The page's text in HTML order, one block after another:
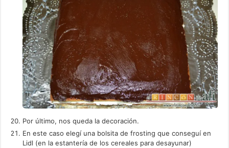
Por último, nos queda la decoración.
En este caso elegí una bolsita de frosting que conseguí en
Lidl (en la estantería de los cereales para desayunar)